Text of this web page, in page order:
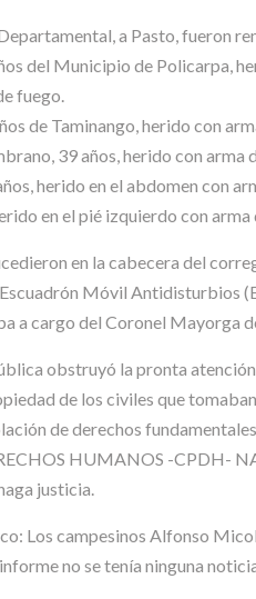
a Pasto, fueron
del Municipio de Policarpa,
fuego.
de Taminango, herido con
39 años, herido con arma
herido en el abdomen con
en el pié izquierdo con arma
en la cabecera del
Móvil Antidisturbios
a cargo del Coronel Mayorga
obstruyó la pronta
de los civiles que
de derechos
HUMANOS -CPDH-
justicia.
Los campesinos Alfonso
no se tenía ninguna